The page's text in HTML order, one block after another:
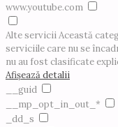
www.youtube.com
Alte serviciiAceastă
serviciile care nu se
nu au fost clasificate
Afișează detalii
__guid
__mp_opt_in_out_*
_dd_s